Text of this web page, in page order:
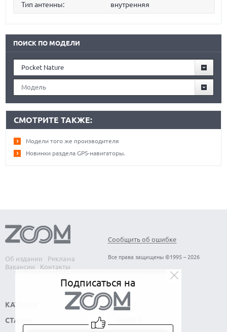
Тип антенны: внутренняя
ПОИСК ПО МОДЕЛИ
Pocket Nature
Модель
СМОТРИТЕ ТАКЖЕ:
Модели того же производителя
Новинки раздела GPS-навигаторы.
Об издании
Реклама
Вакансии
Контакты
Сообщить об ошибке
Все права защищены ©1995 – 2026
КАТАЛОГ
СТАТЬИ
СОФТ
Подписаться на